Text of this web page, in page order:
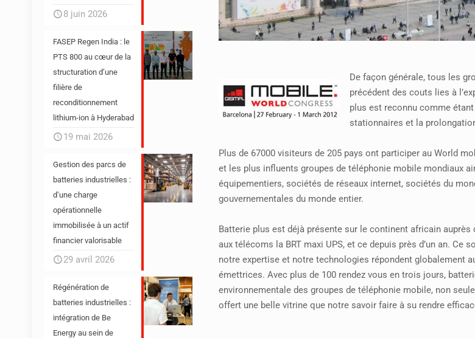
De façon générale, tous les
précédent des couts lies à
plus est reconnu comme
stationnaires et la
Plus de 67000 visiteurs de 205 pays ont participer au World
et les plus influents groupes de téléphonie mobile mondiaux
équipementiers, sociétés de réseaux internet, sociétés du
gouvernementales du monde entier.
Batterie plus est déjà présente sur le continent africain auprès
aux télécoms la BRT maxi UPS, et ce depuis près d’un an.
notre expertise et notre technologies répondent globalement
émettrices. Avec plus de 100 rendez vous en trois jours,
environnementale des groupes de téléphonie mobile, non
offert une belle vitrine que notre savoir faire à su rendre
8 juin 2026
FASEP Regen India : le
PTS 800 au cœur de la
structuration d’une
filière de
reconditionnement
lithium-ion à Hyderabad
19 mai 2026
Gestion des parcs de
batteries industrielles :
d’une charge
opérationnelle
immobilisée à un actif
financier valorisable
29 avril 2026
Régénération de
batteries industrielles :
intégration de Be
Energy au sein de